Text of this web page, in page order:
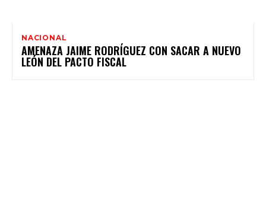
NACIONAL
AMENAZA JAIME RODRÍGUEZ CON SACAR A NUEVO
LEÓN DEL PACTO FISCAL